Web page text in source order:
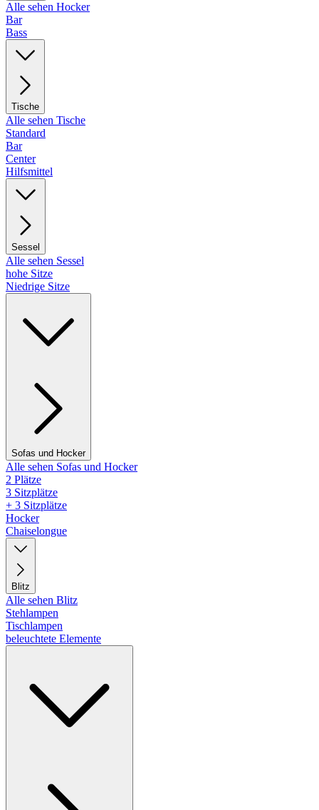
Alle sehen Hocker
Bar
Bass
Tische
Alle sehen Tische
Standard
Bar
Center
Hilfsmittel
Sessel
Alle sehen Sessel
hohe Sitze
Niedrige Sitze
Sofas und Hocker
Alle sehen Sofas und Hocker
2 Plätze
3 Sitzplätze
+ 3 Sitzplätze
Hocker
Chaiselongue
Blitz
Alle sehen Blitz
Stehlampen
Tischlampen
beleuchtete Elemente